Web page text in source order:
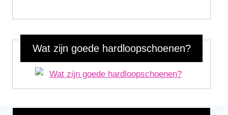
Wat zijn goede hardloopschoenen?